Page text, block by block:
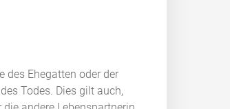
des Ehegatten oder der
Todes. Dies gilt auch,